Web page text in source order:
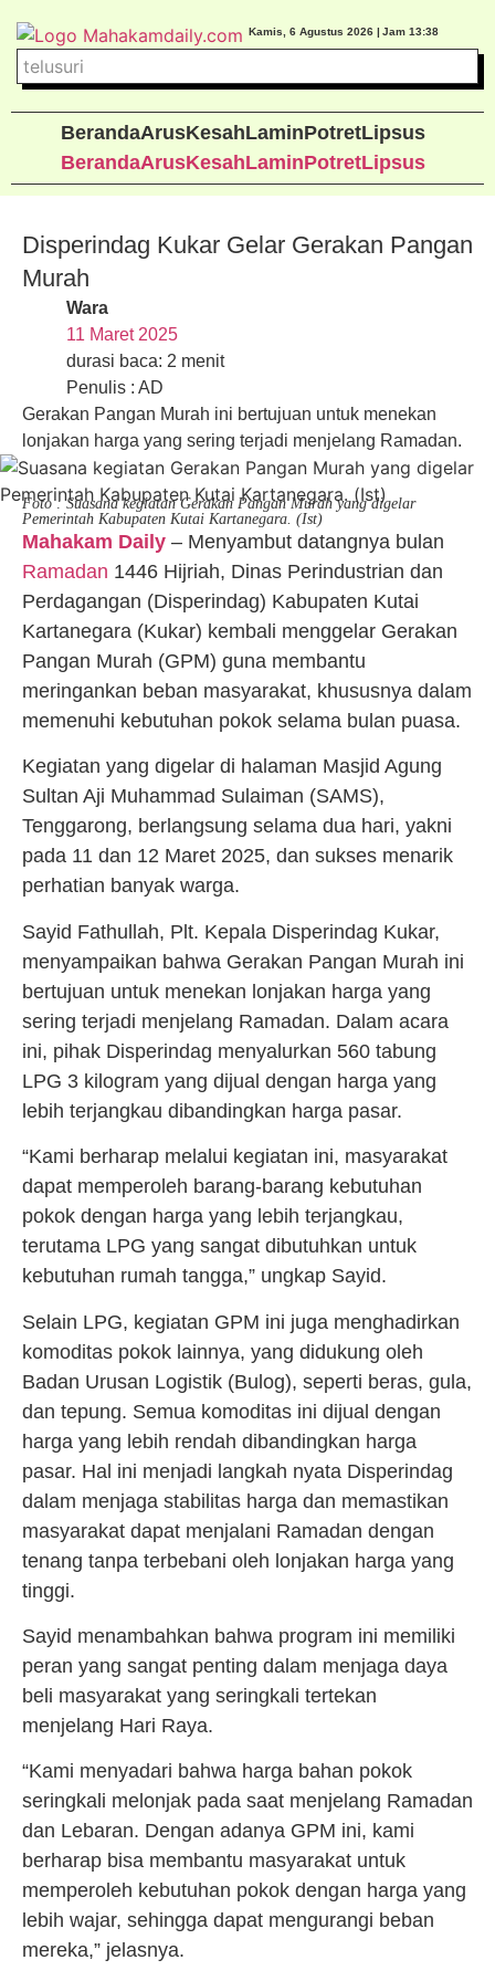
Kamis, 6 Agustus 2026 | Jam 13:38
BerandaArusKesahLaminPotretLipsus
BerandaArusKesahLaminPotretLipsus
Disperindag Kukar Gelar Gerakan Pangan
Murah
Wara
11 Maret 2025
durasi baca: 2 menit
Penulis : AD
Gerakan Pangan Murah ini bertujuan untuk menekan
lonjakan harga yang sering terjadi menjelang Ramadan.
Foto : Suasana kegiatan Gerakan Pangan Murah yang digelar
Pemerintah Kabupaten Kutai Kartanegara. (Ist)
Mahakam Daily – Menyambut datangnya bulan
Ramadan 1446 Hijriah, Dinas Perindustrian dan
Perdagangan (Disperindag) Kabupaten Kutai
Kartanegara (Kukar) kembali menggelar Gerakan
Pangan Murah (GPM) guna membantu
meringankan beban masyarakat, khususnya dalam
memenuhi kebutuhan pokok selama bulan puasa.
Kegiatan yang digelar di halaman Masjid Agung
Sultan Aji Muhammad Sulaiman (SAMS),
Tenggarong, berlangsung selama dua hari, yakni
pada 11 dan 12 Maret 2025, dan sukses menarik
perhatian banyak warga.
Sayid Fathullah, Plt. Kepala Disperindag Kukar,
menyampaikan bahwa Gerakan Pangan Murah ini
bertujuan untuk menekan lonjakan harga yang
sering terjadi menjelang Ramadan. Dalam acara
ini, pihak Disperindag menyalurkan 560 tabung
LPG 3 kilogram yang dijual dengan harga yang
lebih terjangkau dibandingkan harga pasar.
“Kami berharap melalui kegiatan ini, masyarakat
dapat memperoleh barang-barang kebutuhan
pokok dengan harga yang lebih terjangkau,
terutama LPG yang sangat dibutuhkan untuk
kebutuhan rumah tangga,” ungkap Sayid.
Selain LPG, kegiatan GPM ini juga menghadirkan
komoditas pokok lainnya, yang didukung oleh
Badan Urusan Logistik (Bulog), seperti beras, gula,
dan tepung. Semua komoditas ini dijual dengan
harga yang lebih rendah dibandingkan harga
pasar. Hal ini menjadi langkah nyata Disperindag
dalam menjaga stabilitas harga dan memastikan
masyarakat dapat menjalani Ramadan dengan
tenang tanpa terbebani oleh lonjakan harga yang
tinggi.
Sayid menambahkan bahwa program ini memiliki
peran yang sangat penting dalam menjaga daya
beli masyarakat yang seringkali tertekan
menjelang Hari Raya.
“Kami menyadari bahwa harga bahan pokok
seringkali melonjak pada saat menjelang Ramadan
dan Lebaran. Dengan adanya GPM ini, kami
berharap bisa membantu masyarakat untuk
memperoleh kebutuhan pokok dengan harga yang
lebih wajar, sehingga dapat mengurangi beban
mereka,” jelasnya.